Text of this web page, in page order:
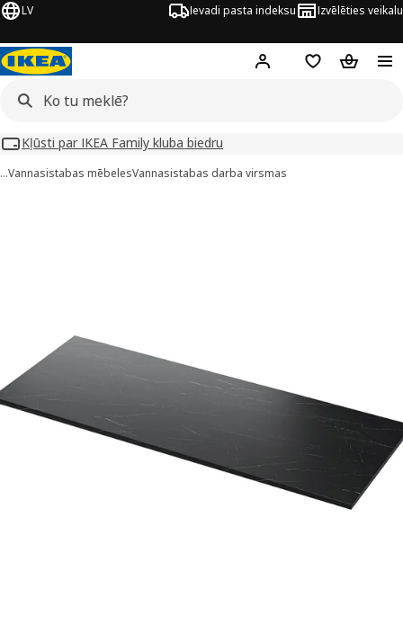
LV Ievadi pasta indeksu Izvēlēties veikalu
Hej! Pierakstīties
PirkumuPirkumu
Kļūsti par IKEA Family kluba biedru
…Vannasistabas mēbelesVannasistabas darba virsmas